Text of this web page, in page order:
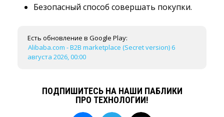
Безопасный способ совершать покупки.
Есть обновление в Google Play:
Alibaba.com - B2B marketplace (Secret version) 6
августа 2026, 00:00
ПОДПИШИТЕСЬ НА НАШИ ПАБЛИКИ
ПРО ТЕХНОЛОГИИ!